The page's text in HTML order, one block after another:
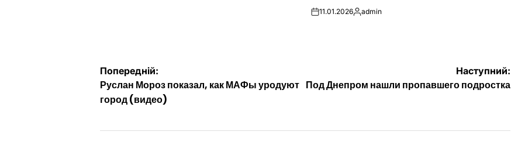
on11.01.2026Опубліковано
admin
Навігація
записів
Попередній:
Руслан Мороз показал, как МАФы уродуют
город (видео)
Наступний:
Под Днепром нашли пропавшего подростка